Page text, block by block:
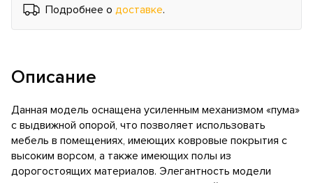
Подробнее о доставке.
Описание
Данная модель оснащена усиленным механизмом «пума»
с выдвижной опорой, что позволяет использовать
мебель в помещениях, имеющих ковровые покрытия с
высоким ворсом, а также имеющих полы из
дорогостоящих материалов. Элегантность модели